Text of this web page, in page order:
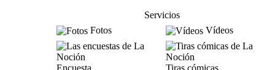
Servicios
Fotos
Vídeos
Encuesta Tiras cómicas